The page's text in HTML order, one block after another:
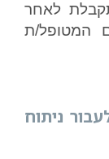
לאחר
המטופל/ת
ניתוח